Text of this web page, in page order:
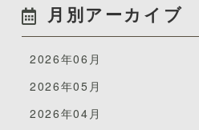
月別アーカイブ
2026年06月
2026年05月
2026年04月